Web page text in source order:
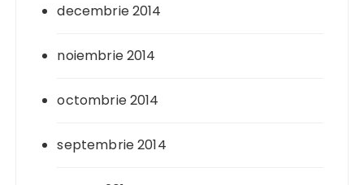
decembrie 2014
noiembrie 2014
octombrie 2014
septembrie 2014